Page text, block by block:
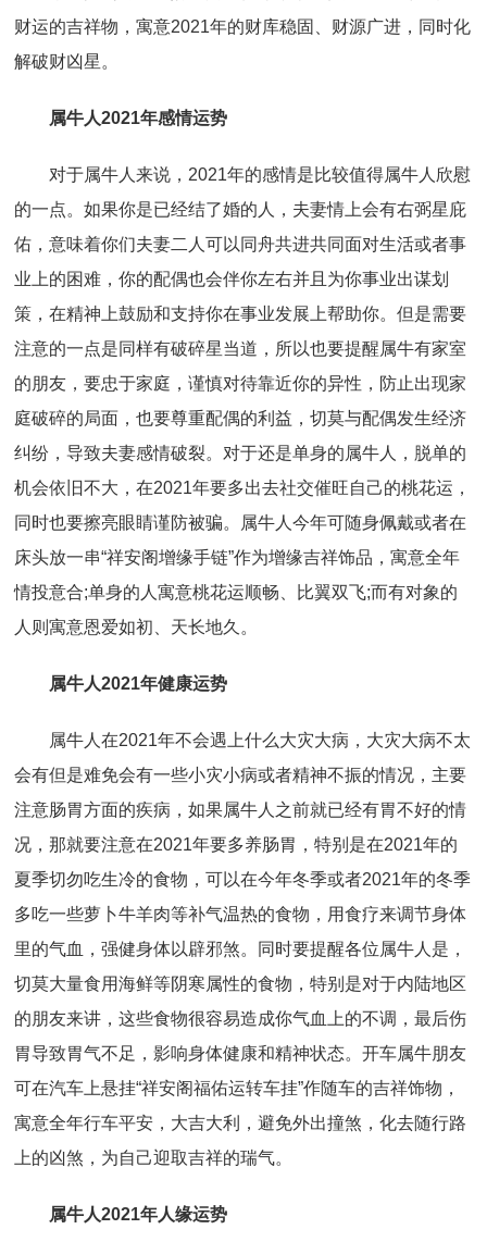
财运的吉祥物，寓意2021年的财库稳固、财源广进，同时化
解破财凶星。
属牛人2021年感情运势
对于属牛人来说，2021年的感情是比较值得属牛人欣慰
的一点。如果你是已经结了婚的人，夫妻情上会有右弼星庇
佑，意味着你们夫妻二人可以同舟共进共同面对生活或者事
业上的困难，你的配偶也会伴你左右并且为你事业出谋划
策，在精神上鼓励和支持你在事业发展上帮助你。但是需要
注意的一点是同样有破碎星当道，所以也要提醒属牛有家室
的朋友，要忠于家庭，谨慎对待靠近你的异性，防止出现家
庭破碎的局面，也要尊重配偶的利益，切莫与配偶发生经济
纠纷，导致夫妻感情破裂。对于还是单身的属牛人，脱单的
机会依旧不大，在2021年要多出去社交催旺自己的桃花运，
同时也要擦亮眼睛谨防被骗。属牛人今年可随身佩戴或者在
床头放一串“祥安阁增缘手链”作为增缘吉祥饰品，寓意全年
情投意合;单身的人寓意桃花运顺畅、比翼双飞;而有对象的
人则寓意恩爱如初、天长地久。
属牛人2021年健康运势
属牛人在2021年不会遇上什么大灾大病，大灾大病不太
会有但是难免会有一些小灾小病或者精神不振的情况，主要
注意肠胃方面的疾病，如果属牛人之前就已经有胃不好的情
况，那就要注意在2021年要多养肠胃，特别是在2021年的
夏季切勿吃生冷的食物，可以在今年冬季或者2021年的冬季
多吃一些萝卜牛羊肉等补气温热的食物，用食疗来调节身体
里的气血，强健身体以辟邪煞。同时要提醒各位属牛人是，
切莫大量食用海鲜等阴寒属性的食物，特别是对于内陆地区
的朋友来讲，这些食物很容易造成你气血上的不调，最后伤
胃导致胃气不足，影响身体健康和精神状态。开车属牛朋友
可在汽车上悬挂“祥安阁福佑运转车挂”作随车的吉祥饰物，
寓意全年行车平安，大吉大利，避免外出撞煞，化去随行路
上的凶煞，为自己迎取吉祥的瑞气。
属牛人2021年人缘运势